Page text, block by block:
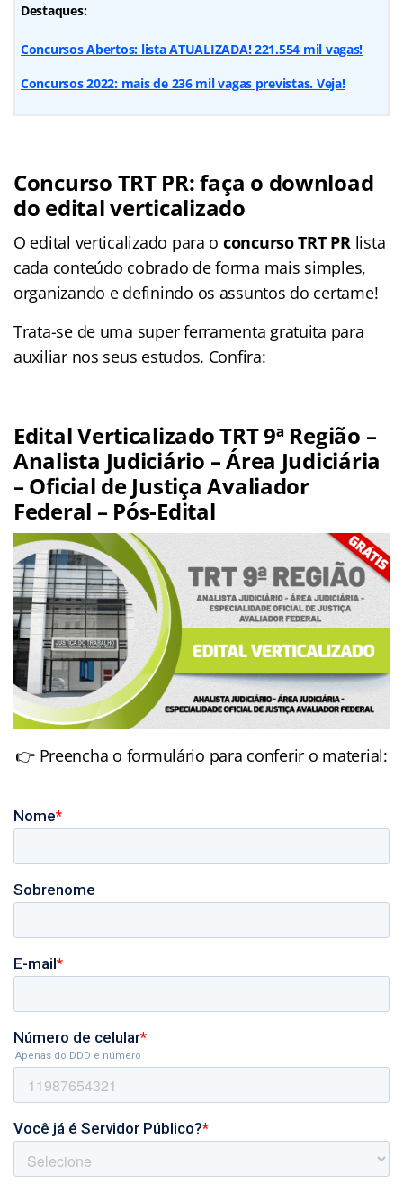
Destaques:
Concursos Abertos: lista ATUALIZADA! 221.554 mil vagas!
Concursos 2022: mais de 236 mil vagas previstas. Veja!
Concurso TRT PR: faça o download
do edital verticalizado
O edital verticalizado para o concurso TRT PRlista
cada conteúdo cobrado de forma mais simples,
organizando e definindo os assuntos do certame!
Trata-se de uma super ferramenta gratuita para
auxiliar nos seus estudos. Confira:
Edital Verticalizado TRT 9ª Região –
Analista Judiciário – Área Judiciária
– Oficial de Justiça Avaliador
Federal – Pós-Edital
👉 Preencha o formulário para conferir o material: